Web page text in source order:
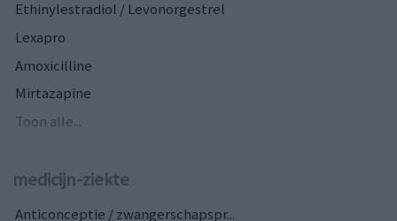
Ethinylestradiol / Levonorgestrel
Lexapro
Amoxicilline
Mirtazapine
Toon alle...
medicijn-ziekte
Anticonceptie / zwangerschapspr...